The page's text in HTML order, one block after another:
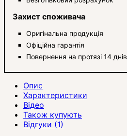
Захист споживача
Оригінальна продукція
Офіційна гарантія
Повернення на протязі 14 днів
Опис
Характеристики
Відео
Також купують
Відгуки (1)